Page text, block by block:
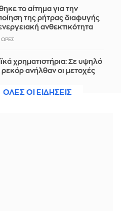
το αίτημα για την
της ρήτρας διαφυγής
ανθεκτικότητα
ΏΡΕΣ
χρηματιστήρια: Σε υψηλό
ρεκόρ ανήλθαν οι μετοχές
ΏΡΕΣ
ΟΛΕΣ ΟΙ ΕΙΔΗΣΕΙΣ